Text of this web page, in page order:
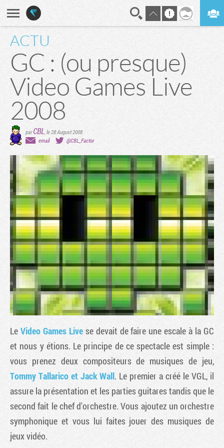
ACTU
GC : (ou presque)
Video Games Live
2008
parCBL le 28 August 2008
email
@CBL_Factor
Le Video Games Livese devait de faire une escale à la GC
et nous y étions. Le principe de ce spectacle est simple :
vous prenez deux compositeurs de musiques de jeu,
Tommy Tallarico et Jack Wall. Le premier a créé le VGL, il
assure la présentation et les parties guitares tandis que le
second fait le chef d'orchestre. Vous ajoutez un orchestre
symphonique et vous lui faites jouer des musiques de
jeux vidéo.
Tribune